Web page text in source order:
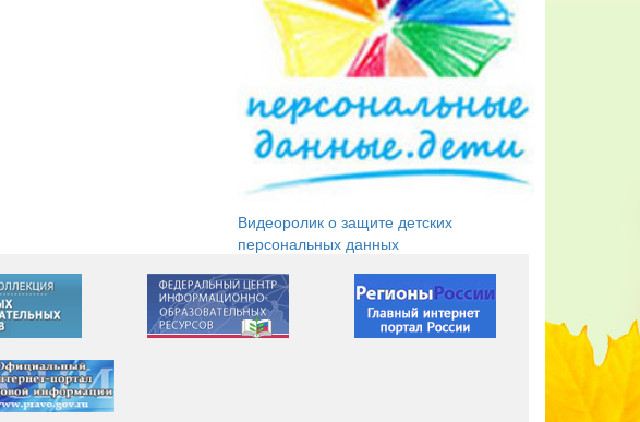
Видеоролик о защите детских
персональных данных